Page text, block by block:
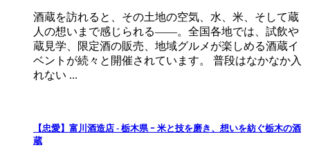
酒蔵を訪れると、その土地の空気、水、米、そして蔵
人の想いまで感じられる——。全国各地では、試飲や
蔵見学、限定酒の販売、地域グルメが楽しめる酒蔵イ
ベントが続々と開催されています。 普段はなかなか入
れない ...
【忠愛】富川酒造店 ‐ 栃木県 ｰ 米と技を磨き、想いを紡ぐ栃木の酒
蔵